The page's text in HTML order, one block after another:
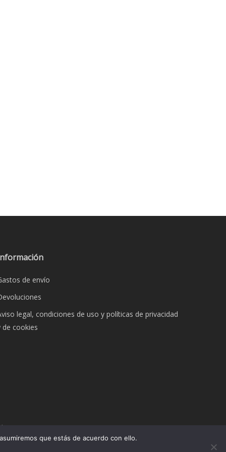
de envío
legal, condiciones de uso y políticas de privacidad
de cookies
que estás de acuerdo con ello.